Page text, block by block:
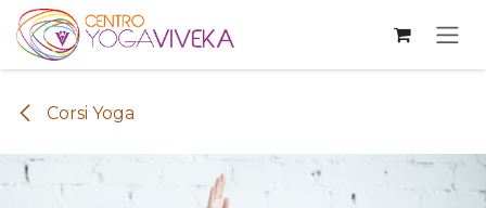
Passa al contenuto
Corsi Yoga